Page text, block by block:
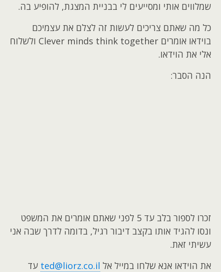
שמלווים אותי ומסייעים לי בבניית המצגת, להופיע בה.
כל מה שאתם צריכים לעשות זה לצלם את עצמיכם
בוידאו אומרים Clever minds think together ולשלוח
אלי את הוידאו.
הנה הסבר:
זכרו לספור בלב עד 5 לפני שאתם אומרים את המשפט
ונסו להגיד אותו בקצב דיבור רגיל, בדומה לדרך שבה אני
עשיתי זאת.
את הוידאו אנא שלחו במייל אל ted@liorz.co.il עד